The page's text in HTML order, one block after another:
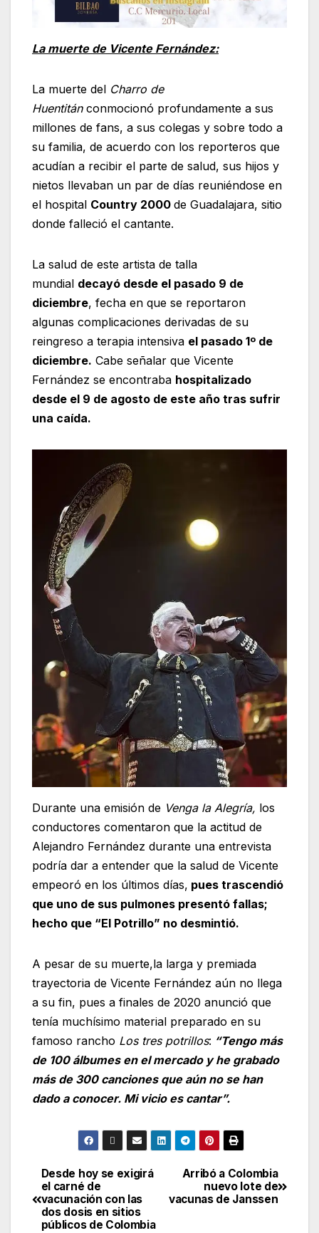
La muerte de Vicente Fernández:
La muerte del Charro de
Huentitánconmocionó profundamente a sus
millones de fans, a sus colegas y sobre todo a
su familia, de acuerdo con los reporteros que
acudían a recibir el parte de salud, sus hijos y
nietos llevaban un par de días reuniéndose en
el hospital Country 2000 de Guadalajara, sitio
donde falleció el cantante.
La salud de este artista de talla
mundial decayó desde el pasado 9 de
diciembre, fecha en que se reportaron
algunas complicaciones derivadas de su
reingreso a terapia intensiva el pasado 1º de
diciembre. Cabe señalar que Vicente
Fernández se encontraba hospitalizado
desde el 9 de agosto de este año tras sufrir
una caída.
Durante una emisión de Venga la Alegría, los
conductores comentaron que la actitud de
Alejandro Fernández durante una entrevista
podría dar a entender que la salud de Vicente
empeoró en los últimos días, pues trascendió
que uno de sus pulmones presentó fallas;
hecho que “El Potrillo” no desmintió.
A pesar de su muerte,la larga y premiada
trayectoria de Vicente Fernández aún no llega
a su fin, pues a finales de 2020 anunció que
tenía muchísimo material preparado en su
famoso rancho Los tres potrillos: “Tengo más
de 100 álbumes en el mercado y he grabado
más de 300 canciones que aún no se han
dado a conocer. Mi vicio es cantar”.
Arribó a Colombia
nuevo lote de
vacunas de Janssen
Desde hoy se exigirá
el carné de
vacunación con las
dos dosis en sitios
públicos de Colombia